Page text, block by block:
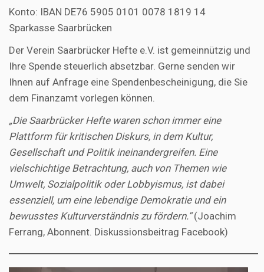
Konto: IBAN DE76 5905 0101 0078 1819 14
Sparkasse Saarbrücken
Der Verein Saarbrücker Hefte e.V. ist gemeinnützig und
Ihre Spende steuerlich absetzbar. Gerne senden wir
Ihnen auf Anfrage eine Spendenbescheinigung, die Sie
dem Finanzamt vorlegen können.
„Die Saarbrücker Hefte waren schon immer eine
Plattform für kritischen Diskurs, in dem Kultur,
Gesellschaft und Politik ineinandergreifen. Eine
vielschichtige Betrachtung, auch von Themen wie
Umwelt, Sozialpolitik oder Lobbyismus, ist dabei
essenziell, um eine lebendige Demokratie und ein
bewusstes Kulturverständnis zu fördern.“(Joachim
Ferrang, Abonnent. Diskussionsbeitrag Facebook)